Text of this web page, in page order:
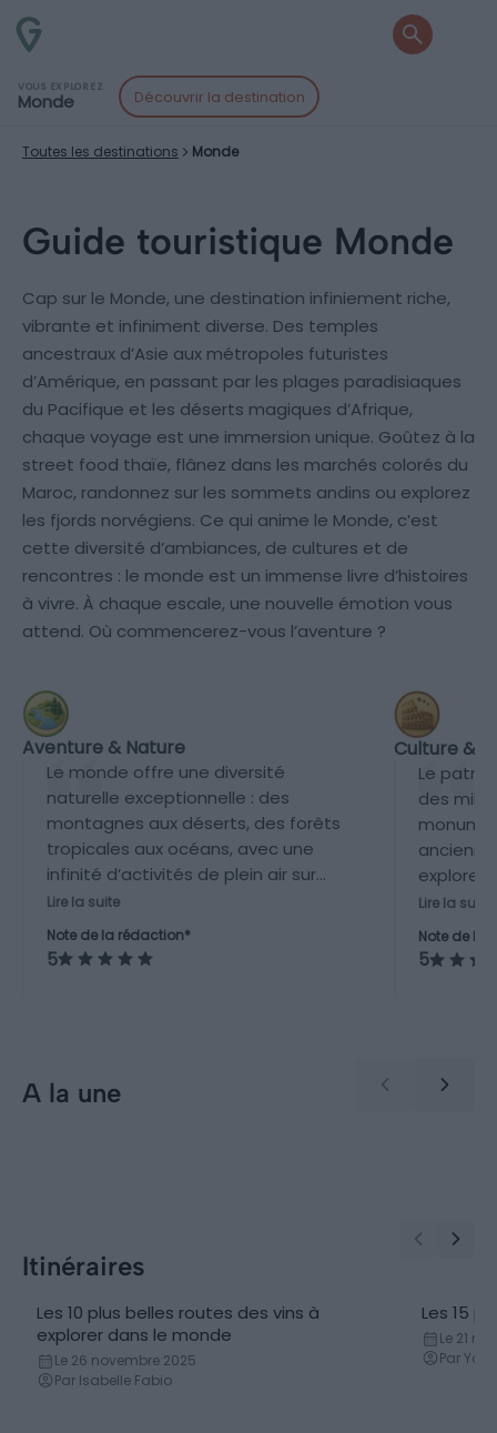
VOUS EXPLOREZ
Monde Découvrir la destination
Toutes les destinations Monde
Guide touristique Monde
Cap sur le Monde, une destination infiniement riche,
vibrante et infiniment diverse. Des temples
ancestraux d’Asie aux métropoles futuristes
d’Amérique, en passant par les plages paradisiaques
du Pacifique et les déserts magiques d’Afrique,
chaque voyage est une immersion unique. Goûtez à la
street food thaïe, flânez dans les marchés colorés du
Maroc, randonnez sur les sommets andins ou explorez
les fjords norvégiens. Ce qui anime le Monde, c’est
cette diversité d’ambiances, de cultures et de
rencontres : le monde est un immense livre d’histoires
à vivre. À chaque escale, une nouvelle émotion vous
attend. Où commencerez-vous l’aventure ?
Aventure & Nature
Le monde offre une diversité
naturelle exceptionnelle : des
montagnes aux déserts, des forêts
tropicales aux océans, avec une
infinité d’activités de plein air sur
tous les continents.
Lire la suite
Note de la rédaction*
5
Culture &
Le
des
Lire la suite
Note de la
5
A la une
Itinéraires
Les 10 plus belles routes des vins à
explorer dans le monde
Le 26 novembre 2025
Par Isabelle Fabio
Les 15
Le 21
Par